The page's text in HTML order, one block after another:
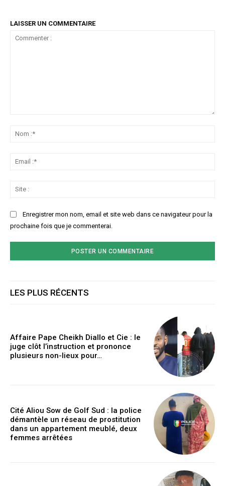
LAISSER UN COMMENTAIRE
Enregistrer mon nom, email et site web dans ce navigateur pour la
prochaine fois que je commenterai.
LES PLUS RÉCENTS
Affaire Pape Cheikh Diallo et Cie : le
juge clôt l’instruction et prononce
plusieurs non-lieux pour…
Cité Aliou Sow de Golf Sud : la police
démantèle un réseau de prostitution
dans un appartement meublé, deux
femmes arrêtées